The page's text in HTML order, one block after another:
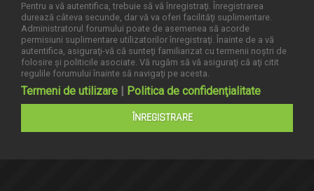
Pentru a vă autentifica, trebuie să vă înregistraţi. Înregistrarea
durează câteva secunde, dar vă va oferi facilităţi suplimentare.
Administratorul forumului poate de asemenea să acorde
permisiuni suplimentare utilizatorilor înregistraţi. Înainte de a vă
autentifica, asiguraţi-vă că sunteţi familiarizat cu termenii noştri de
folosire şi politicile asociate. Vă rugăm să vă asiguraţi că aţi citit
regulile forumului înainte să navigaţi pe acesta.
Termeni de utilizare | Politica de confidenţialitate
ÎNREGISTRARE